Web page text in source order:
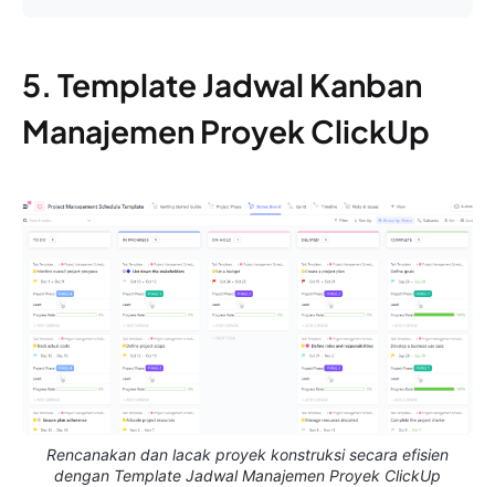
5. Template Jadwal Kanban
Manajemen Proyek ClickUp
Rencanakan dan lacak proyek konstruksi secara efisien
dengan Template Jadwal Manajemen Proyek ClickUp